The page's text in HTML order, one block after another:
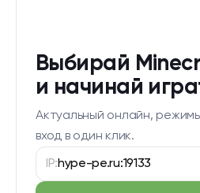
Выбирай
и начинай
Актуальный онлайн,
вход в один клик.
IP:hype-pe.ru:19133